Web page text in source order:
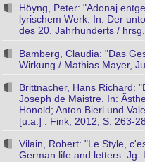
Höyng, Peter: "Adonaj
lyrischem Werk. In: Der
des 20. Jahrhunderts /
Bamberg, Claudia: "Das
Wirkung / Mathias Mayer,
Brittnacher, Hans Richard:
Joseph de Maistre. In:
Honold; Anton Bierl und
[u.a.] : Fink, 2012, S. 263-
Vilain, Robert: "Le Style,
German life and letters. Jg.